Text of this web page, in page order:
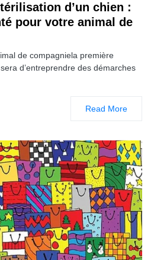
d’un chien :
pour votre animal de
de compagniela première
d’entreprendre des démarches
Read More